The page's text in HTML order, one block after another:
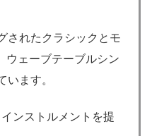
されたクラシックとモ
ウェーブテーブルシン
います。
ンストルメントを提